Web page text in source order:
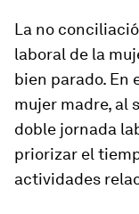
La no
laboral de la
bien parado. En
mujer madre, al
doble jornada
priorizar el
actividades